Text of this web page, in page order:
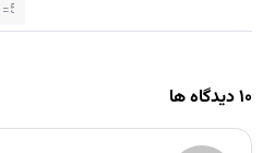
۱۰ دیدگاه ها